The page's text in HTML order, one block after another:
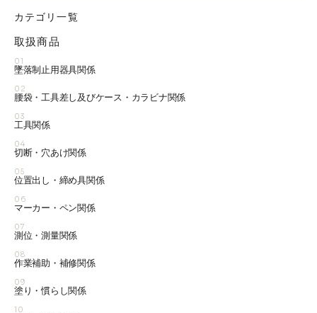
カテゴリ一覧
取扱商品
01
墜落制止用器具関係
02
腰袋・工具差し及びケース・カラビナ関係
03
工具関係
04
切断・穴あけ関係
05
位置出し・締め具関係
06
マーカー・ペン関係
07
測位・測量関係
08
作業補助・補修関係
09
塗り・慣らし関係
10